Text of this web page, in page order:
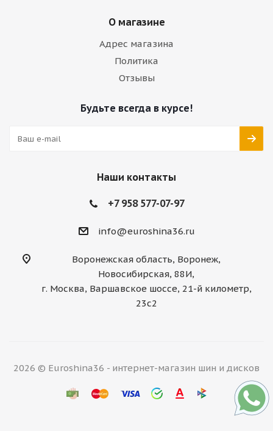
О магазине
Адрес магазина
Политика
Отзывы
Будьте всегда в курсе!
Наши контакты
+7 958 577-07-97
info@euroshina36.ru
Воронежская область, Воронеж,
Новосибирская, 88И,
г. Москва, Варшавское шоссе, 21-й километр,
23с2
2026 © Euroshina36 - интернет-магазин шин и дисков